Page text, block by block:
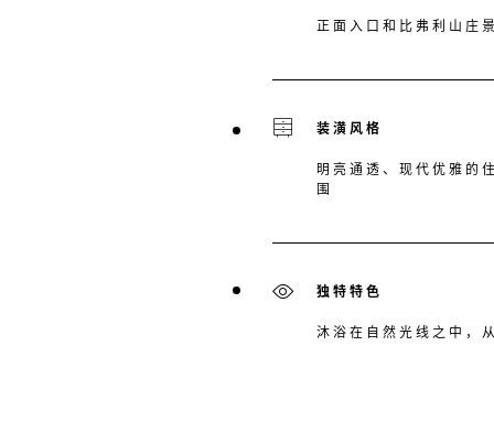
正面入口和比弗利山庄
装潢风格
明亮通透、现代优雅的
围
独特特色
沐浴在自然光线之中，